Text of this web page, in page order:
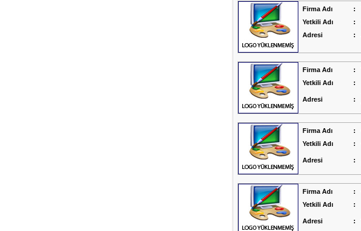
Firma Adı :
Yetkili Adı
:
Adresi
:
Firma Adı :
Yetkili Adı
:
Adresi :
Firma Adı :
Yetkili Adı
:
Adresi :
Firma Adı :
Yetkili Adı
:
Adresi :